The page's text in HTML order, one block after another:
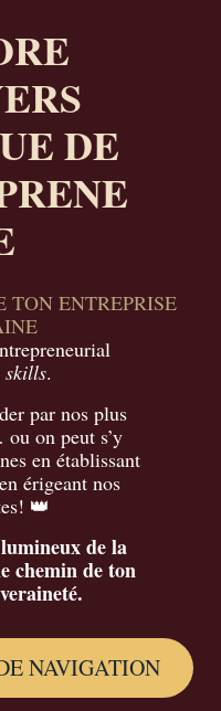
DE
TON ENTREPRISE
skills.
par nos plus
on peut s’y
en établissant
érigeant nos
👑
de la
chemin de ton
NAVIGATION